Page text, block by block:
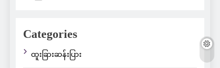
Categories
ထူးခြားဆန်းပြား